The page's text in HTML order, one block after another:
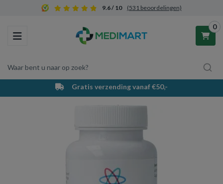
9.6 / 10 (531 beoordelingen)
Toggle navigation
Waar bent u naar op zoek?
0
Winkelwagen
Uw winkelwagen is leeg.
Vul hem met producten.
PostNL bezorging & afhaalpunten